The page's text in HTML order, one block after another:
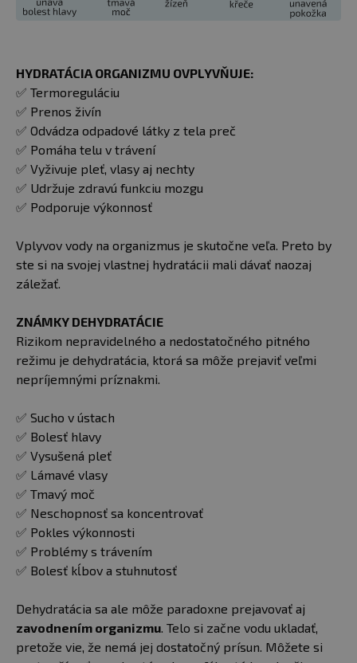
HYDRATÁCIA ORGANIZMU OVPLYVŇUJE:
✅ Termoreguláciu
✅ Prenos živín
✅ Odvádza odpadové látky z tela preč
✅ Pomáha telu v trávení
✅ Vyživuje pleť, vlasy aj nechty
✅ Udržuje zdravú funkciu mozgu
✅ Podporuje výkonnosť
Vplyvov vody na organizmus je skutočne veľa. Preto by
ste si na svojej vlastnej hydratácii mali dávať naozaj
záležať.
ZNÁMKY DEHYDRATÁCIE
Rizikom nepravidelného a nedostatočného pitného
režimu je dehydratácia, ktorá sa môže prejaviť veľmi
nepríjemnými príznakmi.
✅ Sucho v ústach
✅ Bolesť hlavy
✅ Vysušená pleť
✅ Lámavé vlasy
✅ Tmavý moč
✅ Neschopnosť sa koncentrovať
✅ Pokles výkonnosti
✅ Problémy s trávením
✅ Bolesť kĺbov a stuhnutosť
Dehydratácia sa ale môže paradoxne prejavovať aj
zavodnením organizmu . Telo si začne vodu ukladať,
pretože vie, že nemá jej dostatočný prísun. Môžete si